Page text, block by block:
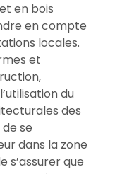
en bois
en compte
locales.
et
du
des
se
dans la zone
s’assurer que